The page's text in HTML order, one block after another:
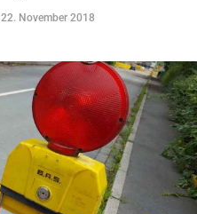
22. November 2018